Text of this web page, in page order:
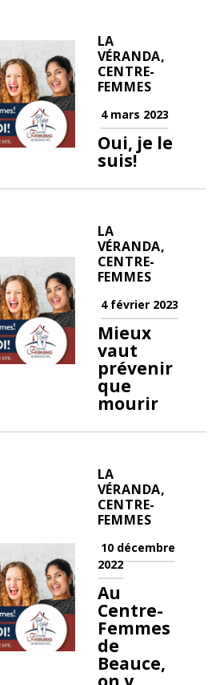
LA
VÉRANDA,
CENTRE-
FEMMES
4 mars 2023
Oui, je le
suis!
LA
VÉRANDA,
CENTRE-
FEMMES
4 février 2023
Mieux
vaut
prévenir
que
mourir
LA
VÉRANDA,
CENTRE-
FEMMES
10 décembre
2022
Au
Centre-
Femmes
de
Beauce,